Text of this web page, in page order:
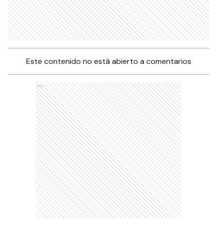
Este contenido no está abierto a comentarios
Ads